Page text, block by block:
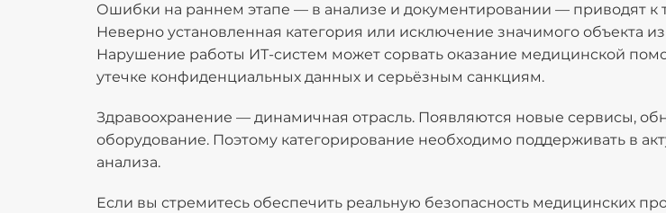
Ошибки на раннем этапе — в анализе и документировании — приводят к
Неверно установленная категория или исключение значимого объекта
Нарушение работы ИТ-систем может сорвать оказание медицинской
утечке конфиденциальных данных и серьёзным санкциям.
Здравоохранение — динамичная отрасль. Появляются новые сервисы,
оборудование. Поэтому категорирование необходимо поддерживать в
анализа.
Если вы стремитесь обеспечить реальную безопасность медицинских